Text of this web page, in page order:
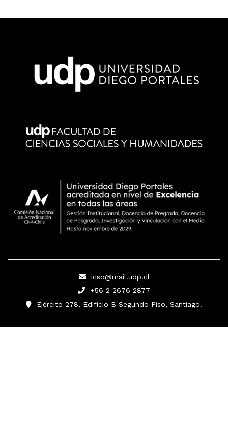
icso@mail.udp.cl
+56 2 2676 2877
Ejército 278, Edificio B Segundo Piso, Santiago.